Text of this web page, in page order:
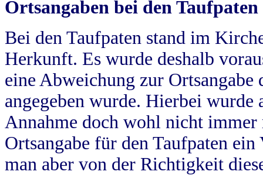
Ortsangaben bei den Taufpaten
Bei den Taufpaten stand im
Herkunft. Es wurde deshalb
eine Abweichung zur
angegeben wurde. Hierbei wurde
Annahme doch wohl nicht
Ortsangabe für den Taufpaten
man aber von der Richtigkeit